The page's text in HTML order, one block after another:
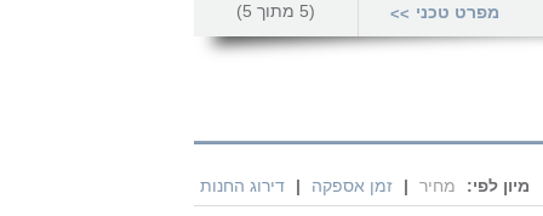
מפרט טכני >>
(
5 מתוך 5
)
מיון לפי: מחיר | זמן אספקה | דירוג החנות